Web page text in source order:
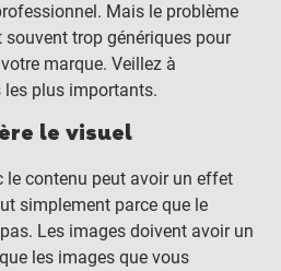
Mais le problème
souvent trop génériques pour
marque. Veillez à
les plus importants.
le visuel
le contenu peut avoir un effet
simplement parce que le
Les images doivent avoir un
les images que vous